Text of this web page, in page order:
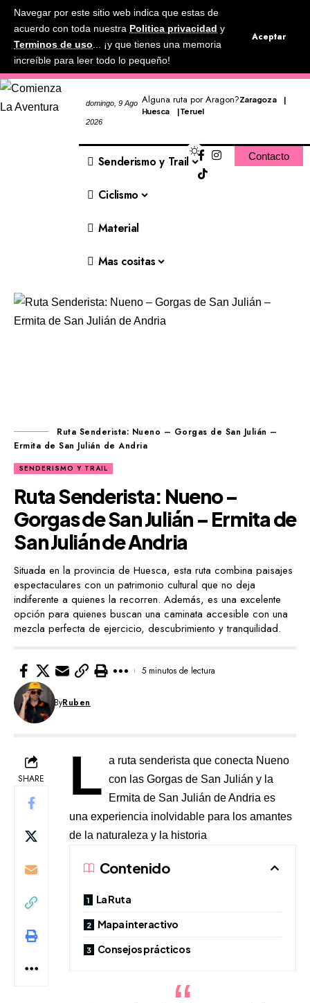
Navegar por este sitio web indica que estas de
acuerdo con toda nuestra Politica privacidad y
Terminos de uso... ¡y que tienes una memoria
increíble para leer todo lo pequeño!
Aceptar
domingo, 9 Ago
2026
Alguna ruta por Aragon?Zaragoza
Huesca
Teruel
Senderismo y Trail
Ciclismo
Material
Mas cositas
Contacto
Ruta Senderista: Nueno – Gorgas de San Julián –
Ermita de San Julián de Andria
SENDERISMO Y TRAIL
Ruta Senderista: Nueno –
Gorgas de San Julián – Ermita de
San Julián de Andria
Situada en la provincia de Huesca, esta ruta combina paisajes
espectaculares con un patrimonio cultural que no deja
indiferente a quienes la recorren. Además, es una excelente
opción para quienes buscan una caminata accesible con una
mezcla perfecta de ejercicio, descubrimiento y tranquilidad.
ByRuben
5 minutos de lectura
SHARE L a ruta senderista que conecta Nueno
con las Gorgas de San Julián y la
Ermita de San Julián de Andria es
una experiencia inolvidable para los amantes
de la naturaleza y la historia
Contenido
La Ruta
Mapa interactivo
Consejos prácticos